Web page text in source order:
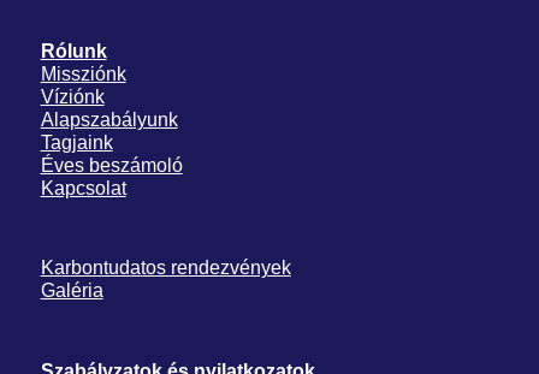
Rólunk
Missziónk
Víziónk
Alapszabályunk
Tagjaink
Éves beszámoló
Kapcsolat
Karbontudatos rendezvények
Galéria